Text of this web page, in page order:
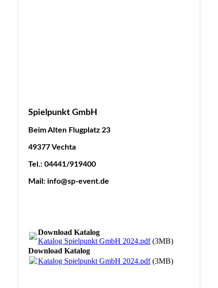
Spielpunkt GmbH
Beim Alten Flugplatz 23
49377 Vechta
Tel.: 04441/919400
Mail: info@sp-event.de
Download Katalog
Katalog Spielpunkt GmbH 2024.pdf(3MB)
Download Katalog
Katalog Spielpunkt GmbH 2024.pdf(3MB)